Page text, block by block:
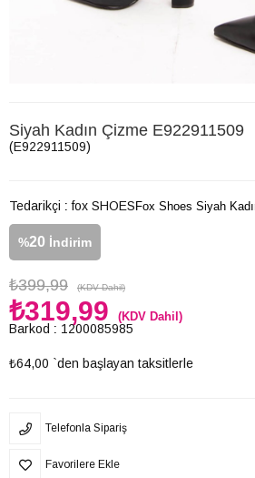
Siyah Kadın Çizme E922911509
(E922911509)
Tedarikçi : fox SHOES
%20 İndirim
₺399,99 (KDV Dahil)
₺319,99 (KDV Dahil)
Barkod : 1200085985
₺64,00 `den başlayan taksitlerle
Fox Shoes Siyah
Telefonla Sipariş
Favorilere Ekle